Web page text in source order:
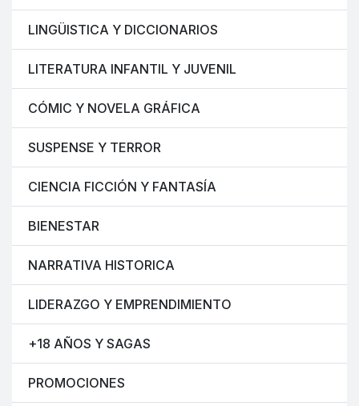
LINGÜISTICA Y DICCIONARIOS
LITERATURA INFANTIL Y JUVENIL
CÓMIC Y NOVELA GRÁFICA
SUSPENSE Y TERROR
CIENCIA FICCIÓN Y FANTASÍA
BIENESTAR
NARRATIVA HISTORICA
LIDERAZGO Y EMPRENDIMIENTO
+18 AÑOS Y SAGAS
PROMOCIONES